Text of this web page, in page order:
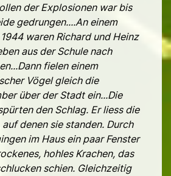
der Explosionen war bis
gedrungen....An einem
waren Richard und Heinz
aus der Schule nach
fielen einem
Vögel gleich die
über der Stadt ein...Die
den Schlag. Er liess die
denen sie standen. Durch
im Haus ein paar Fenster
hohles Krachen, das
schien. Gleichzeitig